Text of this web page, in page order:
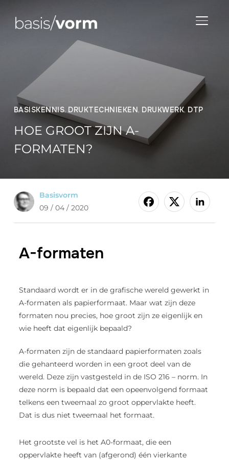
BASISKENNIS, DRUKTECHNIEKEN, DRUKWERK, DTP
HOE GROOT ZIJN A-
FORMATEN?
Basisvorm
09 / 04 / 2020
A-formaten
Standaard wordt er in de grafische wereld gewerkt in
A-formaten als papierformaat. Maar wat zijn deze
formaten nou precies, hoe groot zijn ze eigenlijk en
wie heeft dat eigenlijk bepaald?
A-formaten zijn de standaard papierformaten zoals
die gehanteerd worden in een groot deel van de
wereld. Deze zijn vastgesteld in de ISO 216 – norm. In
deze norm is bepaald dat een opeenvolgend formaat
telkens een tweemaal zo groot oppervlakte heeft.
Dat is dus niet tweemaal het formaat.
Het grootste vel is het A0-formaat, die een
oppervlakte heeft van (afgerond) één vierkante